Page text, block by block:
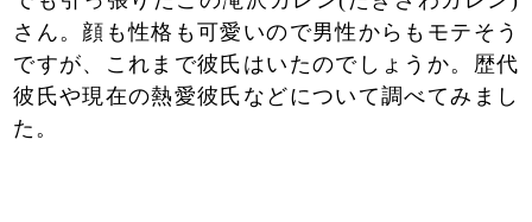
さん。顔も性格も可愛いので男性からもモテそう
ですが、これまで彼氏はいたのでしょうか。歴代
彼氏や現在の熱愛彼氏などについて調べてみまし
た。